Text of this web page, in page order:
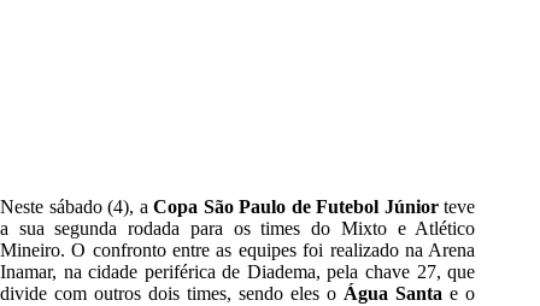
Neste sábado (4), aCopa São Paulo de Futebol Júniorteve
a sua segunda rodada para os times do Mixto e Atlético
Mineiro. O confronto entre as equipes foi realizado na Arena
Inamar, na cidade periférica de Diadema, pela chave 27, que
divide com outros dois times, sendo eles o Água Santa e o